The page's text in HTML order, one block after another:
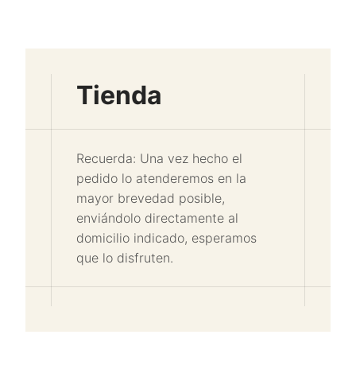
Tienda
Recuerda: Una vez hecho el
pedido lo atenderemos en la
mayor brevedad posible,
enviándolo directamente al
domicilio indicado, esperamos
que lo disfruten.